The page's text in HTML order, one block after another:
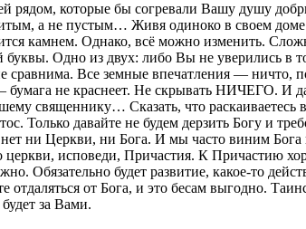
рядом, которые бы согревали Вашу душу
а не пустым… Живя одиноко в своем доме
камнем. Однако, всё можно изменить.
Одно из двух: либо Вы не уверились
Все земные впечатления — ничто,
не краснеет. Не скрывать НИЧЕГО. И
священнику… Сказать, что
Только давайте не будем дерзить Богу и
ни Церкви, ни Бога. И мы часто виним
исповеди, Причастия. К Причастию
Обязательно будет развитие, какое-то
от Бога, и это бесам выгодно.
за Вами.